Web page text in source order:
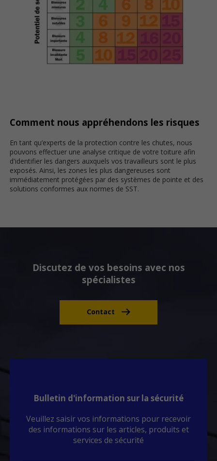
Comment nous appréhendons les risques
En tant qu’experts de la protection contre les chutes, nous
pouvons effectuer une analyse critique de votre toiture afin
d'identifier les dangers auxquels vos travailleurs sont le plus
exposés. Ainsi, les zones les plus dangereuses sont
immédiatement protégées par des systèmes de pointe et des
solutions conformes aux normes de SST.
Discutez de vos besoins avec nos
spécialistes
Contact
Bulletin d'information sur la sécurité
Veuillez saisir vos informations pour recevoir
des informations sur les articles, produits et
services de sécurité